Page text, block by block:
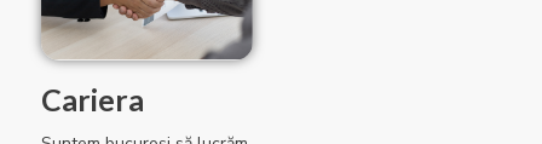
Cariera